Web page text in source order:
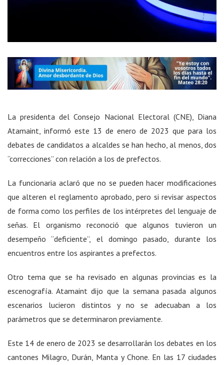
La presidenta del Consejo Nacional Electoral (CNE), Diana
Atamaint, informó este 13 de enero de 2023 que para los
debates de candidatos a alcaldes se han hecho, al menos, dos
“correcciones” con relación a los de prefectos.
La funcionaria aclaró que no se pueden hacer modificaciones
que alteren el reglamento aprobado, pero si revisar aspectos
de forma como los perfiles de los intérpretes del lenguaje de
señas. El organismo reconoció que algunos tuvieron un
desempeño “deficiente”, el domingo pasado, durante los
encuentros entre los aspirantes a prefectos.
Otro tema que se ha revisado en algunas provincias es la
escenografía. Atamaint dijo que la semana pasada algunos
escenarios lucieron distintos y no se adecuaban a los
parámetros que se determinaron previamente.
Este 14 de enero de 2023 se desarrollarán los debates en los
cantones Milagro, Durán, Manta y Chone. En las 17 ciudades